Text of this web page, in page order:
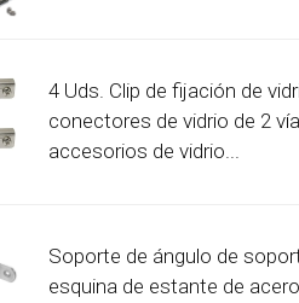
4 Uds. Clip de fijación de
conectores de vidrio de 2
accesorios de vidrio...
Soporte de ángulo de
esquina de estante de